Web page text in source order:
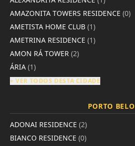
AMAZONITA TOWERS RESIDENCE (0)
AMETISTA HOME CLUB (1)
AMETRINA RESIDENCE (1)
AMON RÁ TOWER (2)
ÁRIA (1)
+ VER TODOS DESTA CIDADE
PORTO BELO
ADONAI RESIDENCE (2)
BIANCO RESIDENCE (0)